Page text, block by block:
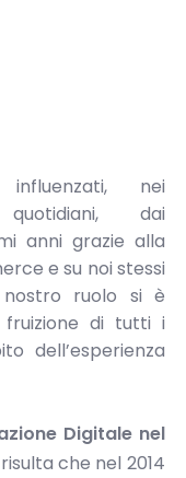
nei
quotidiani, dai
anni grazie alla
e su noi stessi
ruolo si è
di tutti i
dell’esperienza
Digitale nel
che nel 2014